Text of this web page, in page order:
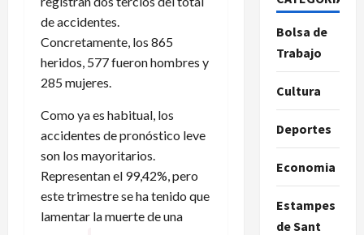
de accidentes.
Concretamente, los 865
heridos, 577 fueron hombres y
285 mujeres.
Como ya es habitual, los
accidentes de pronóstico leve
son los mayoritarios.
Representan el 99,42%, pero
este trimestre se ha tenido que
lamentar la muerte de una
Bolsa de
Trabajo
Cultura
Deportes
Economia
Estampes
de Sant